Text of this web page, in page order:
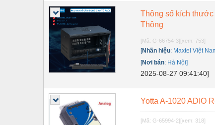
Thiết bị công trình
Thiết bị điện
Thiết bị giáo dục
Thiết bị khác
Thiết bị sơn - Sơn
Thiết bị nhà bếp
Thông số kích
Thông
[Mã: G-66754-3][xem: 753]
[Nhãn hiệu: Maxtel Việt
[Nơi bán: Hà Nội]
2025-08-27 09:41:40]
Yotta A-1020 ADIO
[Mã: G-65994-2][xem: 318]